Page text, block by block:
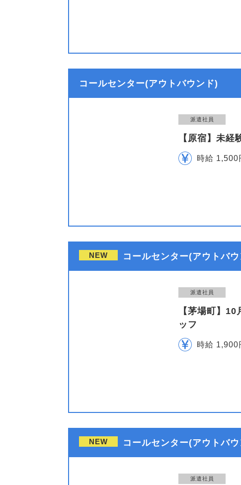
コールセンター(アウトバウンド)
派遣社員
【原宿】未
時給 1,500
NEW コールセンター(アウトバ
派遣社員
【茅場町】
ッフ
時給 1,900
NEW コールセンター(アウトバ
派遣社員